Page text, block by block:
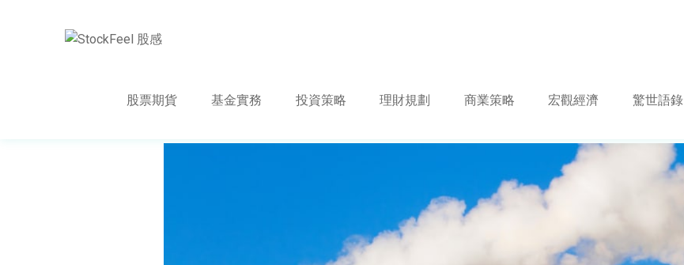
股票期貨 基金實務 投資策略 理財規劃 商業策略 宏觀經濟 驚世語錄